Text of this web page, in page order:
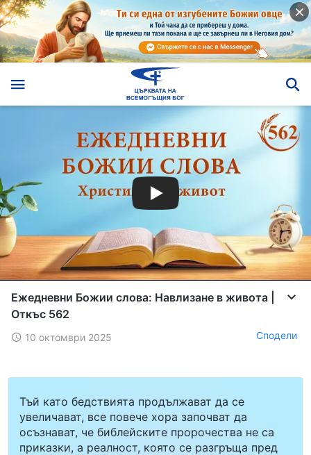
Ежедневни Божии слова: Навлизане в живота |
Откъс 562
10 октомври 2025 Сподели
Тъй като бедствията продължават да се
увеличават, все повече хора започват да
осъзнават, че библейските пророчества не са
приказки, а реалност, която се разгръща пред